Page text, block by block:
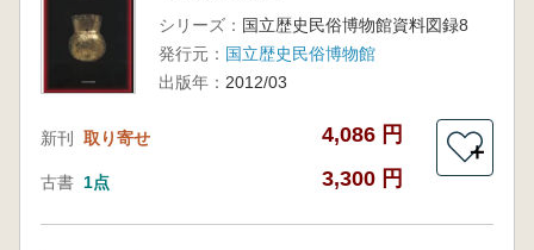
シリーズ： 国立歴史民俗博物館資料図録8
発行元： 国立歴史民俗博物館
出版年： 2012/03
新刊 取り寄せ 4,086 円
古書 1点 3,300 円
＋